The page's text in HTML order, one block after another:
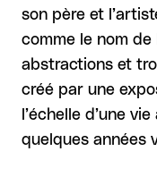
son père et
comme le nom de
abstractions et
créé par une
l’échelle d’une
quelques années